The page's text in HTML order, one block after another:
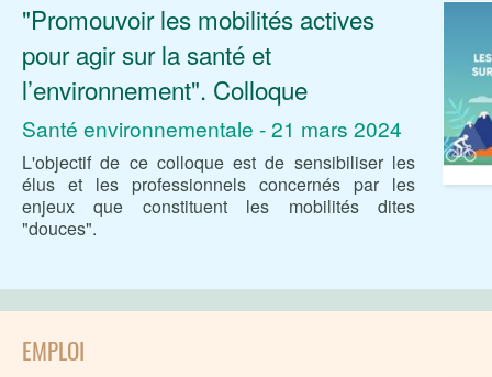
"Promouvoir les mobilités actives
pour agir sur la santé et
l’environnement". Colloque
Santé environnementale - 21 mars 2024
L'objectif de ce colloque est de sensibiliser les
élus et les professionnels concernés par les
enjeux que constituent les mobilités dites
"douces".
EMPLOI